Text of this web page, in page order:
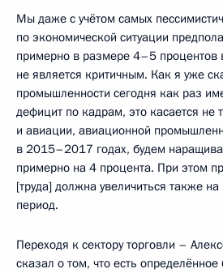
Мы даже с учётом самых
по экономической ситуации
примерно в размере 4–5 процентов
не является критичным. Как я уже
промышленности сегодня как раз
дефицит по кадрам, это касается не
и авиации, авиационной
в 2015–2017 годах, будем
примерно на 4 процента. При этом
[труда] должна увеличиться также
период.
Переходя к сектору торговли –
сказал о том, что есть определённое